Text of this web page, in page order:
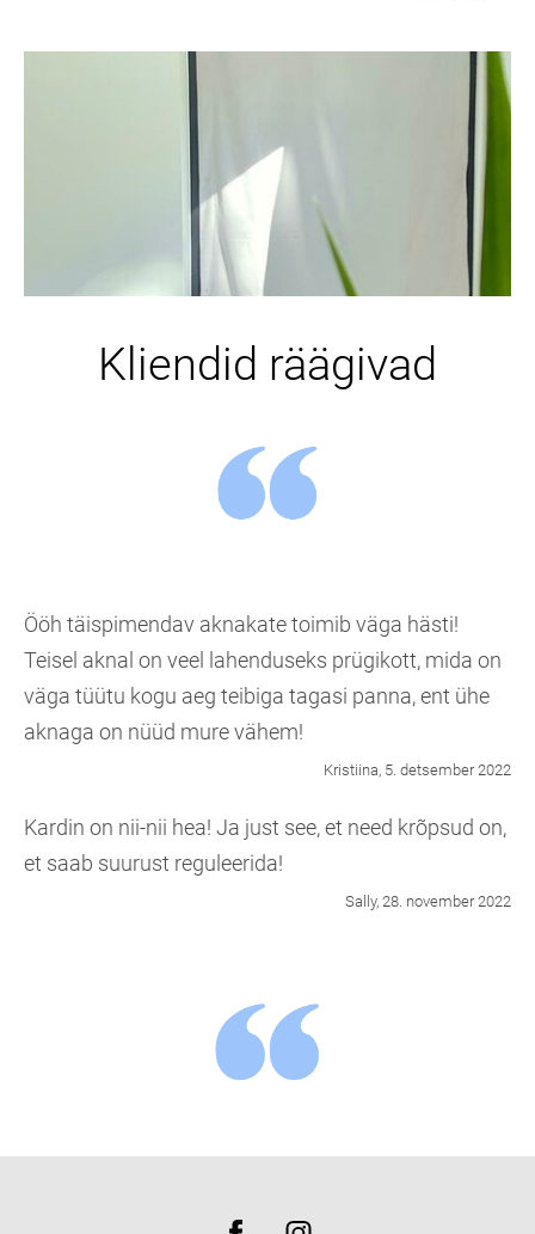
Kliendid räägivad
Ööh täispimendav aknakate toimib väga hästi!
Teisel aknal on veel lahenduseks prügikott, mida on
väga tüütu kogu aeg teibiga tagasi panna, ent ühe
aknaga on nüüd mure vähem!
Kristiina, 5. detsember 2022
Kardin on nii-nii hea! Ja just see, et need krõpsud on,
et saab suurust reguleerida!
Sally, 28. november 2022